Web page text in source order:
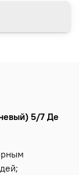
5/7 Де